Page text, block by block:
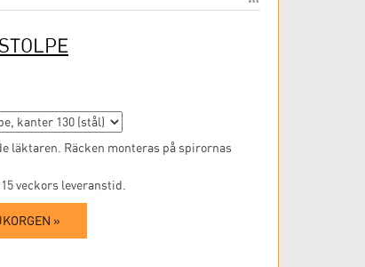
läktaren. Räcken monteras på spirornas
veckors leveranstid.
»